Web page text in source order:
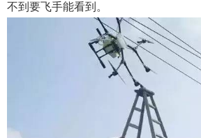
不到要飞手能看到。